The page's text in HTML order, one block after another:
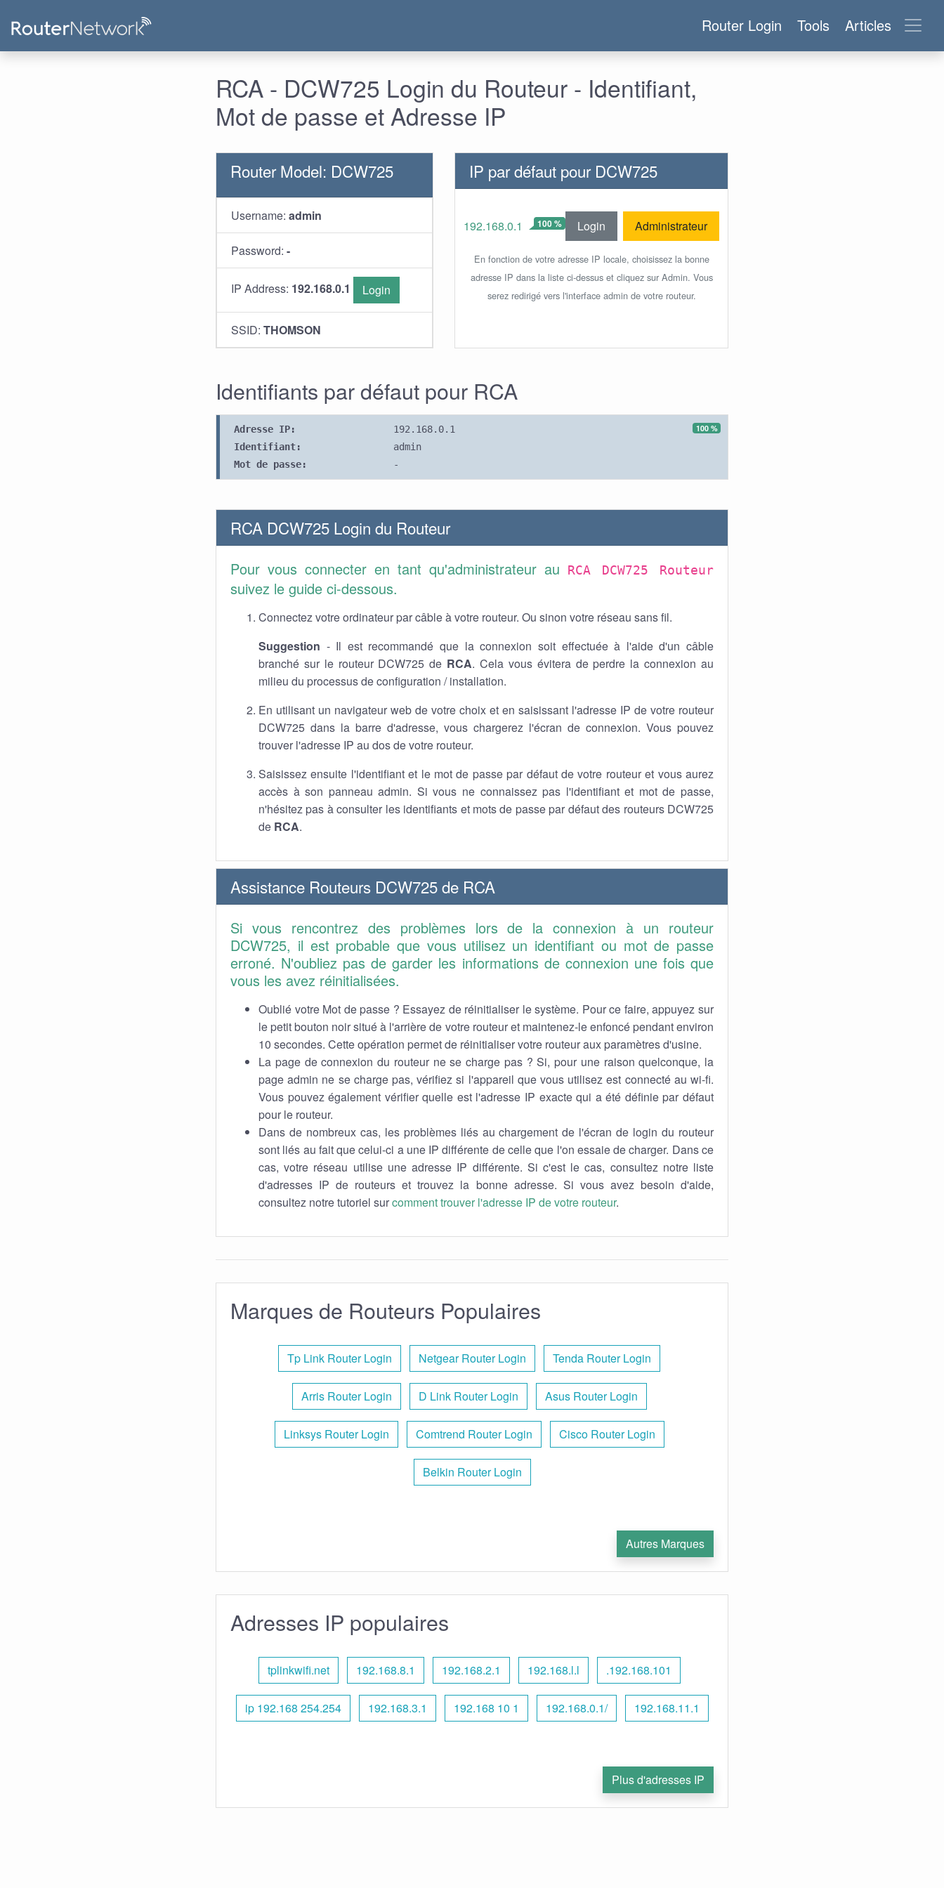
Router Login Tools Articles
RCA - DCW725 Login du Routeur - Identifiant,
Mot de passe et Adresse IP
Router Model: DCW725
Username: admin
Password: -
IP Address: 192.168.0.1 Login
SSID: THOMSON
IP par défaut pour DCW725
192.168.0.1 100 % Login Administrateur
En fonction de votre adresse IP locale, choisissez la bonne
adresse IP dans la liste ci-dessus et cliquez sur Admin. Vous
serez redirigé vers l'interface admin de votre routeur.
Identifiants par défaut pour RCA
100 %
Adresse IP:
192.168.0.1
Identifiant:
admin
Mot de passe:
-
RCA DCW725 Login du Routeur
Pour vous connecter en tant qu'administrateur au RCA DCW725 Routeur
suivez le guide ci-dessous.
Connectez votre ordinateur par câble à votre routeur. Ou sinon votre réseau sans fil.
Suggestion - Il est recommandé que la connexion soit effectuée à l'aide d'un câble
branché sur le routeur DCW725 de RCA. Cela vous évitera de perdre la connexion au
milieu du processus de configuration / installation.
En utilisant un navigateur web de votre choix et en saisissant l'adresse IP de votre routeur
DCW725 dans la barre d'adresse, vous chargerez l'écran de connexion. Vous pouvez
trouver l'adresse IP au dos de votre routeur.
Saisissez ensuite l'identifiant et le mot de passe par défaut de votre routeur et vous aurez
accès à son panneau admin. Si vous ne connaissez pas l'identifiant et mot de passe,
n'hésitez pas à consulter les identifiants et mots de passe par défaut des routeurs DCW725
de RCA.
Assistance Routeurs DCW725 de RCA
Si vous rencontrez des problèmes lors de la connexion à un routeur
DCW725, il est probable que vous utilisez un identifiant ou mot de passe
erroné. N'oubliez pas de garder les informations de connexion une fois que
vous les avez réinitialisées.
Oublié votre Mot de passe ? Essayez de réinitialiser le système. Pour ce faire, appuyez sur
le petit bouton noir situé à l'arrière de votre routeur et maintenez-le enfoncé pendant environ
10 secondes. Cette opération permet de réinitialiser votre routeur aux paramètres d'usine.
La page de connexion du routeur ne se charge pas ? Si, pour une raison quelconque, la
page admin ne se charge pas, vérifiez si l'appareil que vous utilisez est connecté au wi-fi.
Vous pouvez également vérifier quelle est l'adresse IP exacte qui a été définie par défaut
pour le routeur.
Dans de nombreux cas, les problèmes liés au chargement de l'écran de login du routeur
sont liés au fait que celui-ci a une IP différente de celle que l'on essaie de charger. Dans ce
cas, votre réseau utilise une adresse IP différente. Si c'est le cas, consultez notre liste
d'adresses IP de routeurs et trouvez la bonne adresse. Si vous avez besoin d'aide,
consultez notre tutoriel surcomment trouver l'adresse IP de votre routeur.
Marques de Routeurs Populaires
Tp Link Router Login Netgear Router Login Tenda Router Login
Arris Router Login D Link Router Login Asus Router Login
Linksys Router Login Comtrend Router Login Cisco Router Login
Belkin Router Login
Autres Marques
Adresses IP populaires
tplinkwifi.net 192.168.8.1 192.168.2.1 192.168.l.l .192.168.101
ip 192.168 254.254 192.168.3.1 192.168 10 1 192.168.0.1/ 192.168.11.1
Plus d'adresses IP